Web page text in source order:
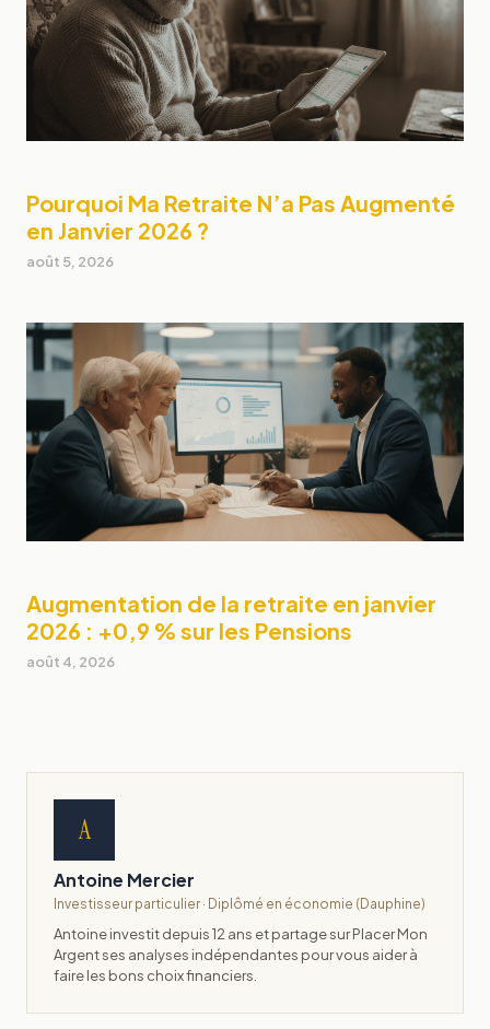
Pourquoi Ma Retraite N’a Pas Augmenté
en Janvier 2026 ?
août 5, 2026
Augmentation de la retraite en janvier
2026 : +0,9 % sur les Pensions
août 4, 2026
A
Antoine Mercier
Investisseur particulier · Diplômé en économie (Dauphine)
Antoine investit depuis 12 ans et partage sur Placer Mon
Argent ses analyses indépendantes pour vous aider à
faire les bons choix financiers.